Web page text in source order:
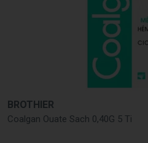
BROTHIER
Coalgan Ouate Sach 0,40G 5 Ti